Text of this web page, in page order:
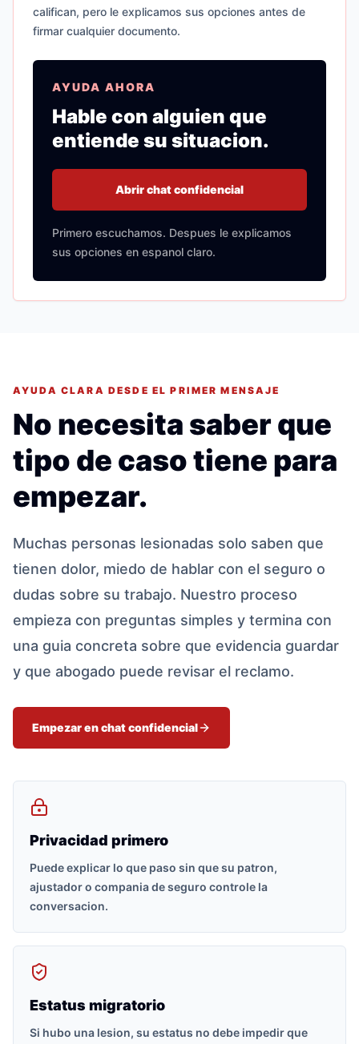
califican, pero le explicamos sus opciones antes de
firmar cualquier documento.
AYUDA AHORA
Hable con alguien que
entiende su situacion.
Abrir chat confidencial
Primero escuchamos. Despues le explicamos
sus opciones en espanol claro.
AYUDA CLARA DESDE EL PRIMER MENSAJE
No necesita saber que
tipo de caso tiene para
empezar.
Muchas personas lesionadas solo saben que
tienen dolor, miedo de hablar con el seguro o
dudas sobre su trabajo. Nuestro proceso
empieza con preguntas simples y termina con
una guia concreta sobre que evidencia guardar
y que abogado puede revisar el reclamo.
Empezar en chat confidencial
Privacidad primero
Puede explicar lo que paso sin que su patron,
ajustador o compania de seguro controle la
conversacion.
Estatus migratorio
Si hubo una lesion, su estatus no debe impedir que